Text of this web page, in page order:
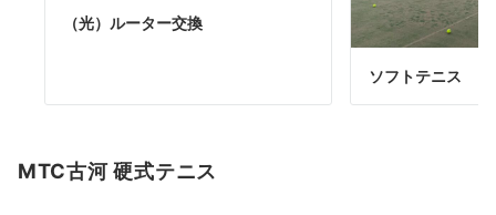
（光）ルーター交換
ソフトテニス
MTC古河 硬式テニス